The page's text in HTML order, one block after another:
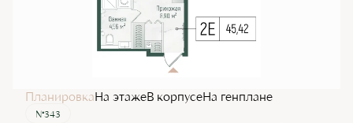
ПланировкаНа этажеВ корпусеНа генплане
№343